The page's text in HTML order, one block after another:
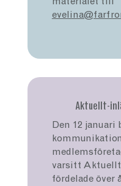
Aktuellt-
Den 12 januari
varsitt
fördelade över